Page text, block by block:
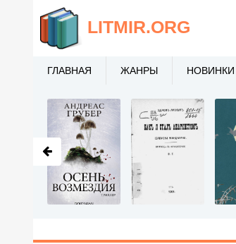
LITMIR.ORG
ГЛАВНАЯ ЖАНРЫ НОВИНКИ